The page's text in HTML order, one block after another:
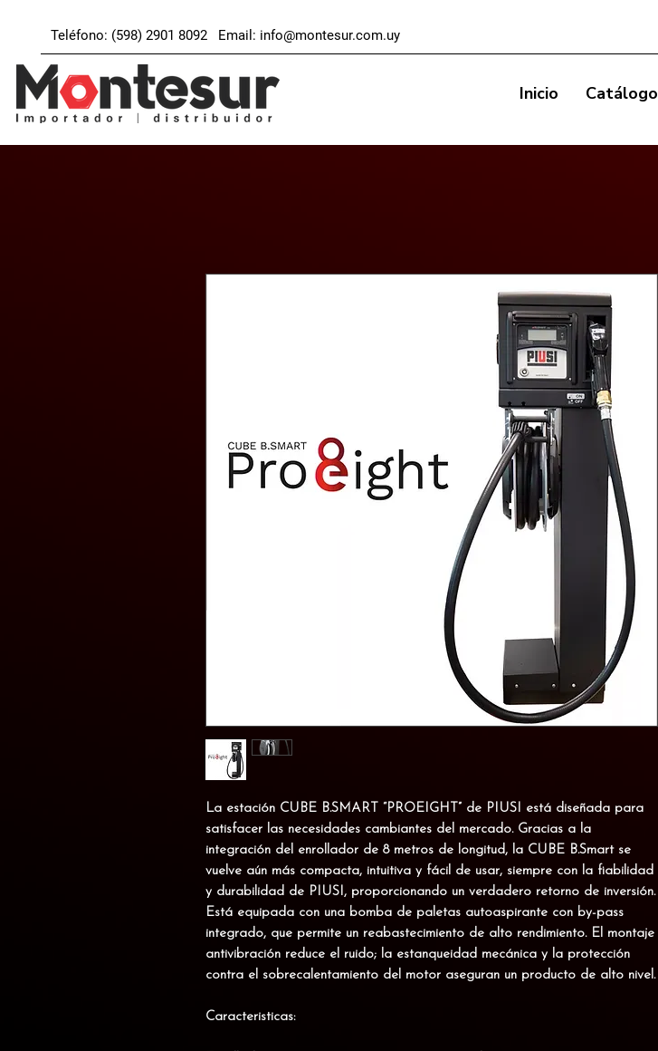
Teléfono: (598) 2901 8092 Email: info@montesur.com.uy
Inicio Catálogo
La estación CUBE B.SMART “PROEIGHT” de PIUSI está diseñada para
satisfacer las necesidades cambiantes del mercado. Gracias a la
integración del enrollador de 8 metros de longitud, la CUBE B.Smart se
vuelve aún más compacta, intuitiva y fácil de usar, siempre con la fiabilidad
y durabilidad de PIUSI, proporcionando un verdadero retorno de inversión.
Está equipada con una bomba de paletas autoaspirante con by-pass
integrado, que permite un reabastecimiento de alto rendimiento. El montaje
antivibración reduce el ruido; la estanqueidad mecánica y la protección
contra el sobrecalentamiento del motor aseguran un producto de alto nivel.
Caracteristicas: